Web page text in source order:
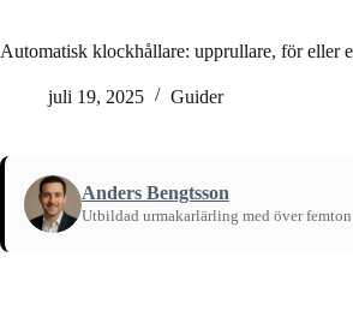
Automatisk klockhållare: upprullare, för eller
juli 19, 2025 Guider
Anders Bengtsson
Utbildad urmakarlärling med över